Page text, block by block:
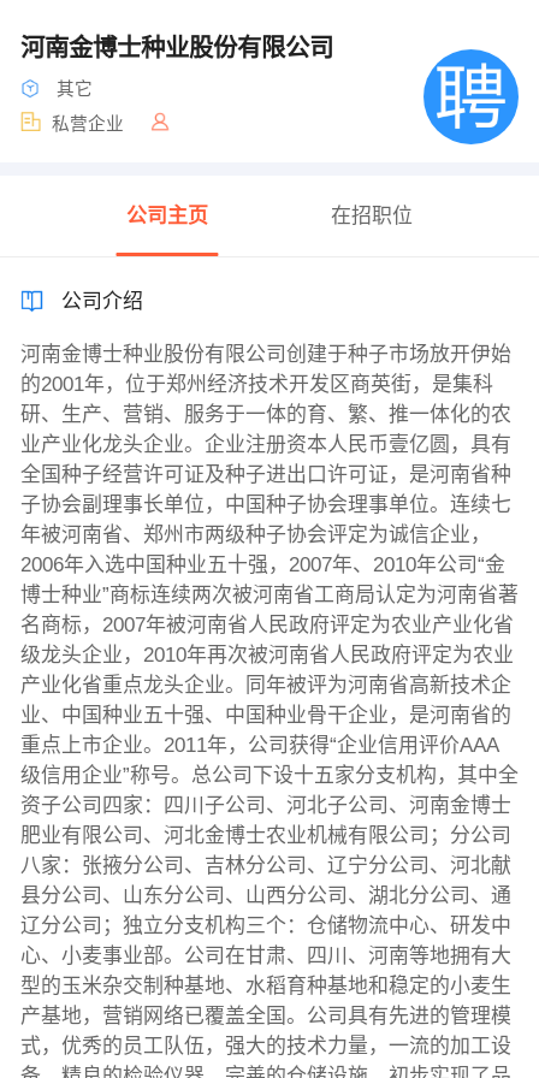
河南金博士种业股份有限公司
其它
私营企业
公司主页 在招职位
公司介绍
河南金博士种业股份有限公司创建于种子市场放开伊始
的2001年，位于郑州经济技术开发区商英街，是集科
研、生产、营销、服务于一体的育、繁、推一体化的农
业产业化龙头企业。企业注册资本人民币壹亿圆，具有
全国种子经营许可证及种子进出口许可证，是河南省种
子协会副理事长单位，中国种子协会理事单位。连续七
年被河南省、郑州市两级种子协会评定为诚信企业，
2006年入选中国种业五十强，2007年、2010年公司“金
博士种业”商标连续两次被河南省工商局认定为河南省著
名商标，2007年被河南省人民政府评定为农业产业化省
级龙头企业，2010年再次被河南省人民政府评定为农业
产业化省重点龙头企业。同年被评为河南省高新技术企
业、中国种业五十强、中国种业骨干企业，是河南省的
重点上市企业。2011年，公司获得“企业信用评价AAA
级信用企业”称号。总公司下设十五家分支机构，其中全
资子公司四家：四川子公司、河北子公司、河南金博士
肥业有限公司、河北金博士农业机械有限公司；分公司
八家：张掖分公司、吉林分公司、辽宁分公司、河北献
县分公司、山东分公司、山西分公司、湖北分公司、通
辽分公司；独立分支机构三个：仓储物流中心、研发中
心、小麦事业部。公司在甘肃、四川、河南等地拥有大
型的玉米杂交制种基地、水稻育种基地和稳定的小麦生
产基地，营销网络已覆盖全国。公司具有先进的管理模
式，优秀的员工队伍，强大的技术力量，一流的加工设